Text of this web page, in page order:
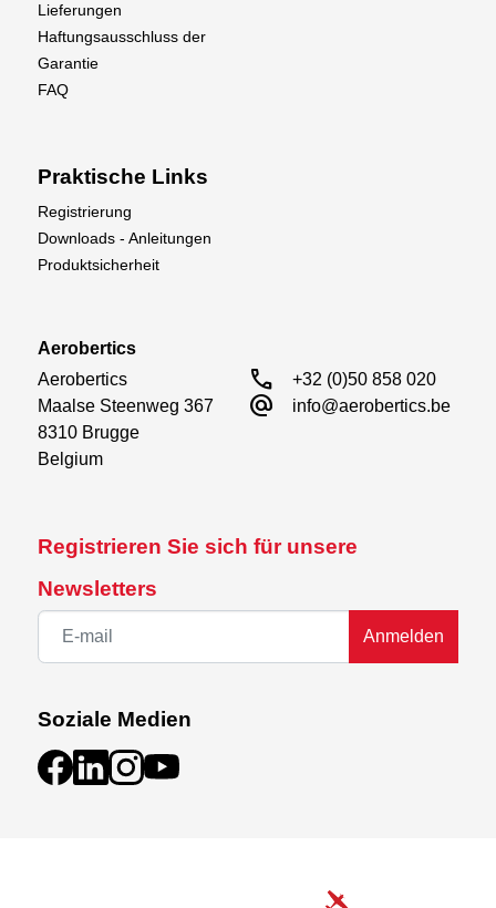
Registrieren Sie sich für unsere
Newsletters
Anmelden
Soziale Medien
Lieferungen
Haftungsausschluss der
Garantie
FAQ
Praktische Links
Registrierung
Downloads - Anleitungen
Produktsicherheit
Aerobertics
Aerobertics
Maalse Steenweg 367
8310 Brugge
Belgium
call +32 (0)50 858 020
alternate_email info@aerobertics.be